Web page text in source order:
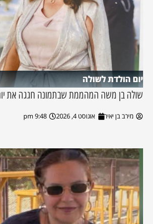
יום הולדת לשולה
שולה בן משה המהממת שבתמונה חגגה את
מירב בן יאיר אוגוסט 4, 2026 9:48 pm